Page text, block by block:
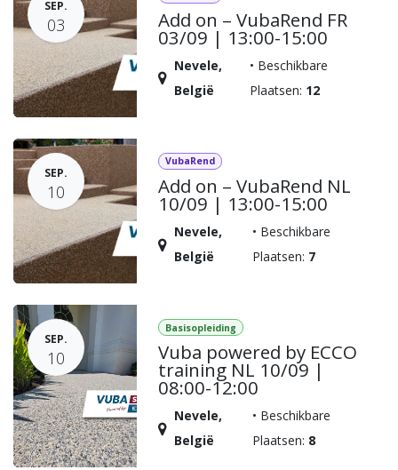
SEP.
03 Add on – VubaRend FR
03/09 | 13:00-15:00
Nevele,
België
• Beschikbare
Plaatsen: 12
SEP.
10
VubaRend
Add on – VubaRend NL
10/09 | 13:00-15:00
Nevele,
België
• Beschikbare
Plaatsen: 7
SEP.
10
Basisopleiding
Vuba powered by ECCO
training NL 10/09 |
08:00-12:00
Nevele,
België
• Beschikbare
Plaatsen: 8